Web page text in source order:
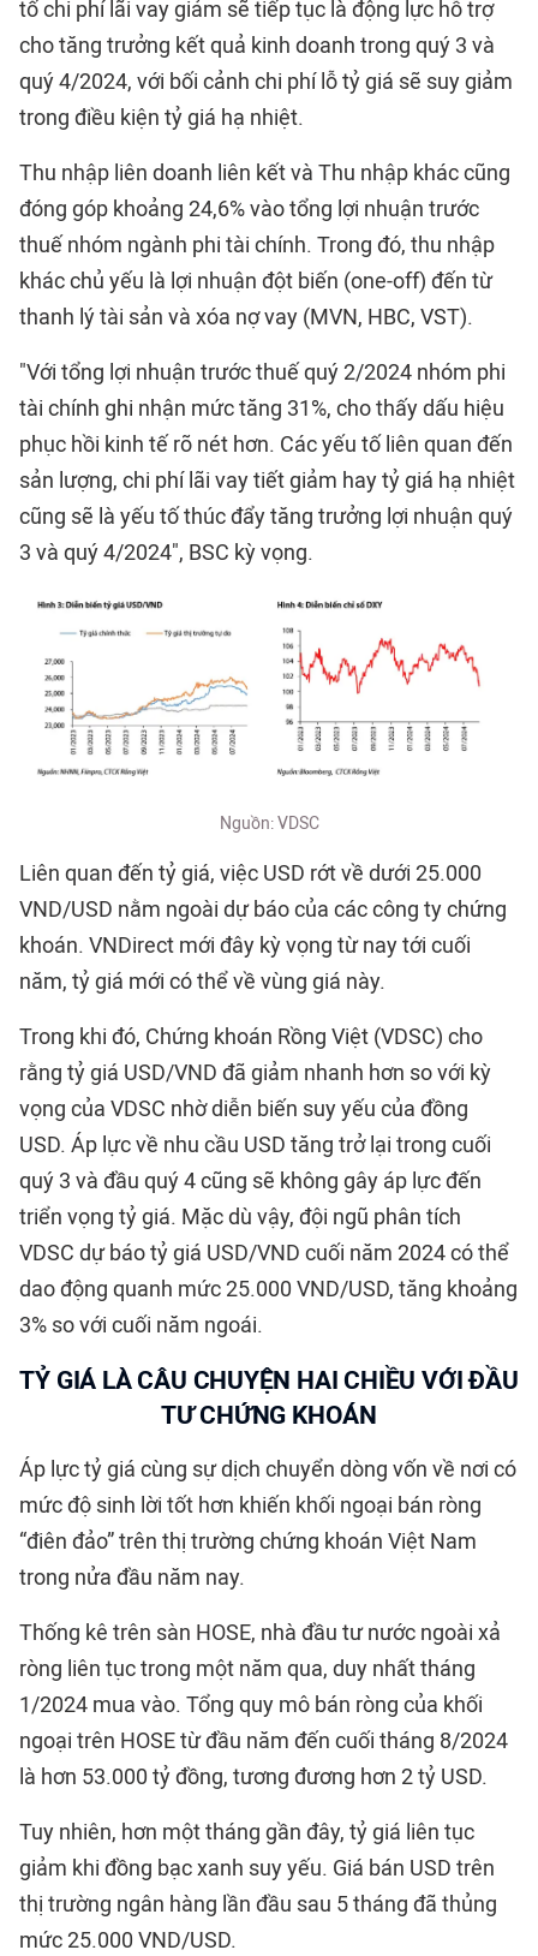
tố chi phí lãi vay giảm sẽ tiếp tục là động lực hỗ trợ
cho tăng trưởng kết quả kinh doanh trong quý 3 và
quý 4/2024, với bối cảnh chi phí lỗ tỷ giá sẽ suy giảm
trong điều kiện tỷ giá hạ nhiệt.
Thu nhập liên doanh liên kết và Thu nhập khác cũng
đóng góp khoảng 24,6% vào tổng lợi nhuận trước
thuế nhóm ngành phi tài chính. Trong đó, thu nhập
khác chủ yếu là lợi nhuận đột biến (one-off) đến từ
thanh lý tài sản và xóa nợ vay (MVN, HBC, VST).
"Với tổng lợi nhuận trước thuế quý 2/2024 nhóm phi
tài chính ghi nhận mức tăng 31%, cho thấy dấu hiệu
phục hồi kinh tế rõ nét hơn. Các yếu tố liên quan đến
sản lượng, chi phí lãi vay tiết giảm hay tỷ giá hạ nhiệt
cũng sẽ là yếu tố thúc đẩy tăng trưởng lợi nhuận quý
3 và quý 4/2024", BSC kỳ vọng.
Nguồn: VDSC
Liên quan đến tỷ giá, việc USD rớt về dưới 25.000
VND/USD nằm ngoài dự báo của các công ty chứng
khoán. VNDirect mới đây kỳ vọng từ nay tới cuối
năm, tỷ giá mới có thể về vùng giá này.
Trong khi đó, Chứng khoán Rồng Việt (VDSC) cho
rằng tỷ giá USD/VND đã giảm nhanh hơn so với kỳ
vọng của VDSC nhờ diễn biến suy yếu của đồng
USD. Áp lực về nhu cầu USD tăng trở lại trong cuối
quý 3 và đầu quý 4 cũng sẽ không gây áp lực đến
triển vọng tỷ giá. Mặc dù vậy, đội ngũ phân tích
VDSC dự báo tỷ giá USD/VND cuối năm 2024 có thể
dao động quanh mức 25.000 VND/USD, tăng khoảng
3% so với cuối năm ngoái.
TỶ GIÁ LÀ CÂU CHUYỆN HAI CHIỀU VỚI ĐẦU
TƯ CHỨNG KHOÁN
Áp lực tỷ giá cùng sự dịch chuyển dòng vốn về nơi có
mức độ sinh lời tốt hơn khiến khối ngoại bán ròng
“điên đảo” trên thị trường chứng khoán Việt Nam
trong nửa đầu năm nay.
Thống kê trên sàn HOSE, nhà đầu tư nước ngoài xả
ròng liên tục trong một năm qua, duy nhất tháng
1/2024 mua vào. Tổng quy mô bán ròng của khối
ngoại trên HOSE từ đầu năm đến cuối tháng 8/2024
là hơn 53.000 tỷ đồng, tương đương hơn 2 tỷ USD.
Tuy nhiên, hơn một tháng gần đây, tỷ giá liên tục
giảm khi đồng bạc xanh suy yếu. Giá bán USD trên
thị trường ngân hàng lần đầu sau 5 tháng đã thủng
mức 25.000 VND/USD.